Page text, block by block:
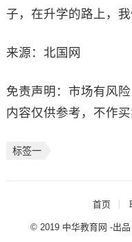
子，在升学的路上，
来源：北国网
免责声明：市场有风
内容仅供参考，不作买
标签一
首页
© 2019 中华教育网 -出